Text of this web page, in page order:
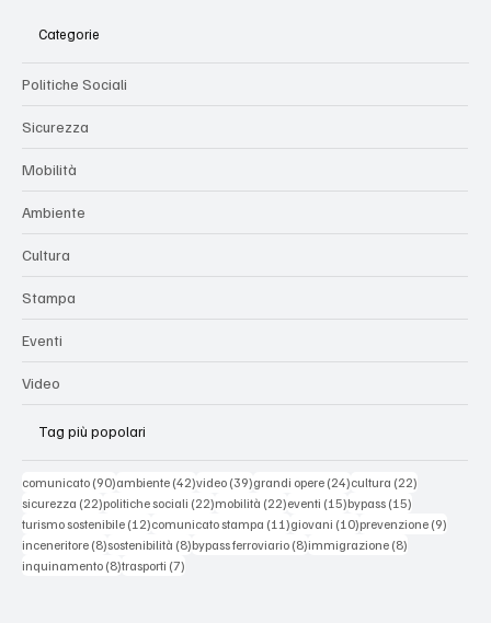
Categorie
Politiche Sociali
Sicurezza
Mobilità
Ambiente
Cultura
Stampa
Eventi
Video
Tag più popolari
comunicato (90)90 post
ambiente (42)42 post
video (39)39 post
grandi opere (24)24 post
cultura (22)
sicurezza (22)22 post
politiche sociali (22)22 post
mobilità (22)22 post
eventi (15)15 post
bypass (15)
turismo sostenibile (12)12 post
comunicato stampa (11)11 post
giovani (10)10 post
prevenzione (9)
inceneritore (8)8 post
sostenibilità (8)8 post
bypass ferroviario (8)8 post
immigrazione (8)
inquinamento (8)8 post
trasporti (7)